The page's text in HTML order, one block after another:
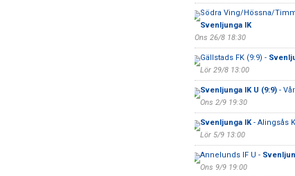
Södra Ving/Hössna/
Svenljunga IK
Ons 26/8 18:30
Gällstads FK (9:9) -
Lör 29/8 13:00
Svenljunga IK U (9:9)-
Ons 2/9 19:30
Svenljunga IK- Alingsås
Lör 5/9 13:00
Annelunds IF U -
Ons 9/9 19:00